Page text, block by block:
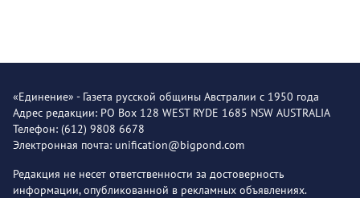
«Единение» - Газета русской общины Австралии с 1950 года
Адрес редакции: PO Box 128 WEST RYDE 1685 NSW AUSTRALIA
Телефон: (612) 9808 6678
Электронная почта: unification@bigpond.com
Редакция не несет ответственности за достоверность
информации, опубликованной в рекламных объявлениях.